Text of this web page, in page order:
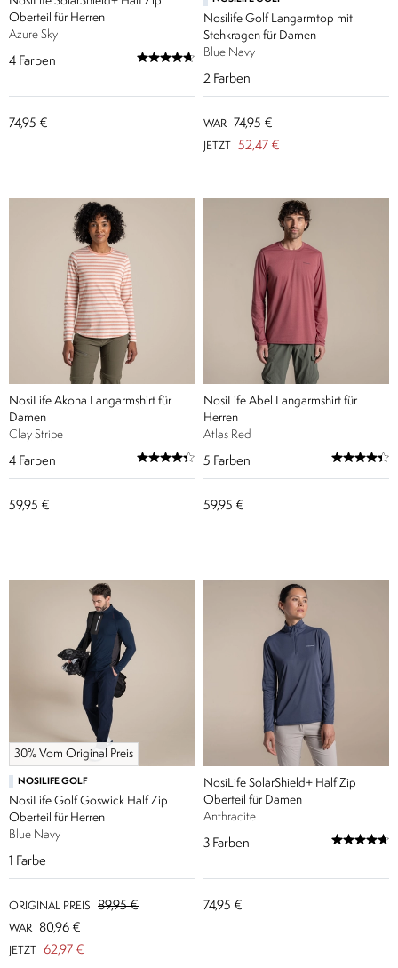
Oberteil für Herren
Azure Sky
4 Farben
74,95 €
Nosilife Golf Langarmtop mit
Stehkragen für Damen
Blue Navy
2 Farben
WAR 74,95 €
JETZT 52,47 €
NosiLife Akona Langarmshirt für
Damen
Clay Stripe
4 Farben
59,95 €
NosiLife Abel Langarmshirt für
Herren
Atlas Red
5 Farben
59,95 €
30% Vom Original Preis
NOSILIFE GOLF
NosiLife Golf Goswick Half Zip
Oberteil für Herren
Blue Navy
1 Farbe
ORIGINAL PREIS 89,95 €
WAR 80,96 €
JETZT 62,97 €
NosiLife SolarShield+ Half Zip
Oberteil für Damen
Anthracite
3 Farben
74,95 €